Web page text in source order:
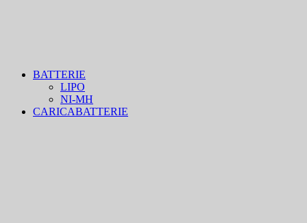
BATTERIE
LIPO
NI-MH
CARICABATTERIE